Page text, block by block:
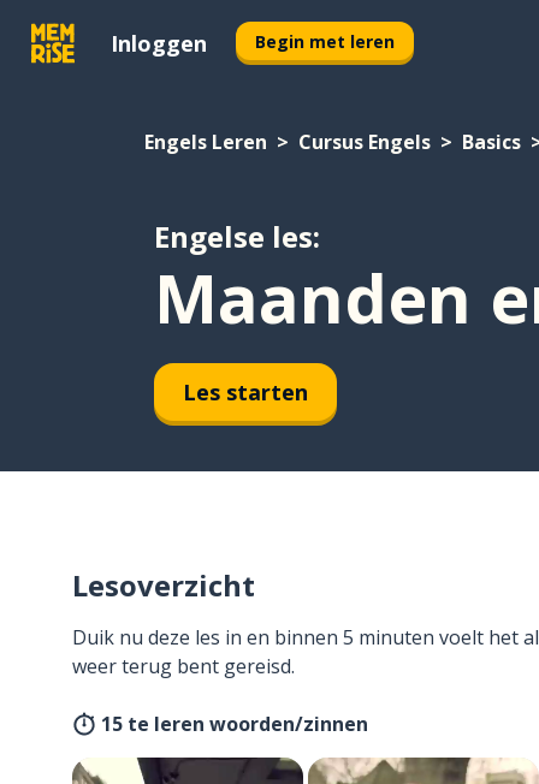
Inloggen Begin met leren
Engels Leren Cursus Engels Basics
Engelse les:
Maanden
Les starten
Lesoverzicht
Duik nu deze les in en binnen 5 minuten voelt het
weer terug bent gereisd.
15 te leren woorden/zinnen